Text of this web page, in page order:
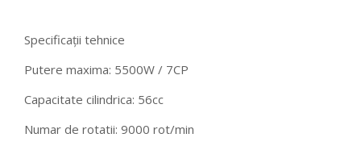
Specificații tehnice
Putere maxima: 5500W / 7CP
Capacitate cilindrica: 56cc
Numar de rotatii: 9000 rot/min